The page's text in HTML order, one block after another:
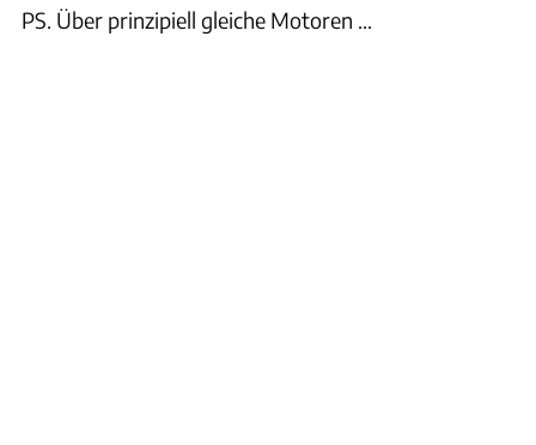
PS. Über prinzipiell gleiche Motoren ...